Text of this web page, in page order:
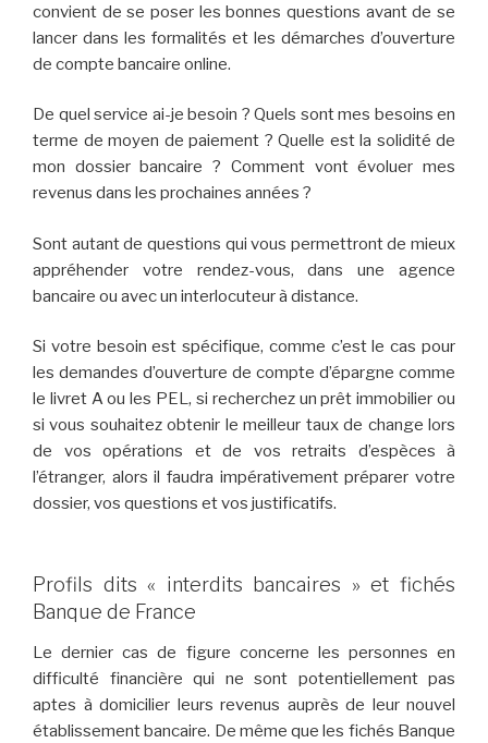
convient de se poser les bonnes questions avant de se
lancer dans les formalités et les démarches d’ouverture
de compte bancaire online.
De quel service ai-je besoin ? Quels sont mes besoins en
terme de moyen de paiement ? Quelle est la solidité de
mon dossier bancaire ? Comment vont évoluer mes
revenus dans les prochaines années ?
Sont autant de questions qui vous permettront de mieux
appréhender votre rendez-vous, dans une agence
bancaire ou avec un interlocuteur à distance.
Si votre besoin est spécifique, comme c’est le cas pour
les demandes d’ouverture de compte d’épargne comme
le livret A ou les PEL, si recherchez un prêt immobilier ou
si vous souhaitez obtenir le meilleur taux de change lors
de vos opérations et de vos retraits d’espèces à
l’étranger, alors il faudra impérativement préparer votre
dossier, vos questions et vos justificatifs.
Profils dits « interdits bancaires » et fichés
Banque de France
Le dernier cas de figure concerne les personnes en
difficulté financière qui ne sont potentiellement pas
aptes à domicilier leurs revenus auprès de leur nouvel
établissement bancaire. De même que les fichés Banque